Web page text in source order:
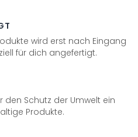
wird erst nach Eingang
für dich angefertigt.
den Schutz der Umwelt ein
Produkte.